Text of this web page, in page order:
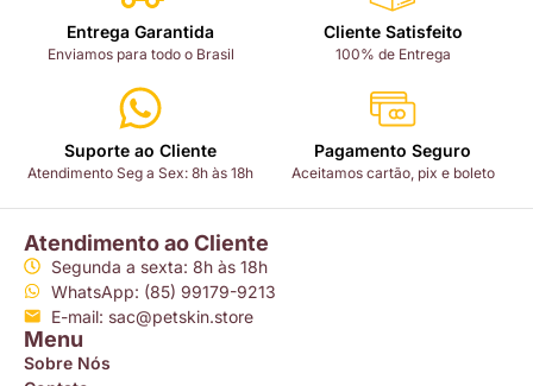
Entrega Garantida
Enviamos para todo o Brasil
Cliente Satisfeito
100% de Entrega
Suporte ao Cliente
Atendimento Seg a Sex: 8h às 18h
Pagamento Seguro
Aceitamos cartão, pix e boleto
Atendimento ao Cliente
Segunda a sexta: 8h às 18h
WhatsApp: (85) 99179-9213
E-mail: sac@petskin.store
Menu
Sobre Nós